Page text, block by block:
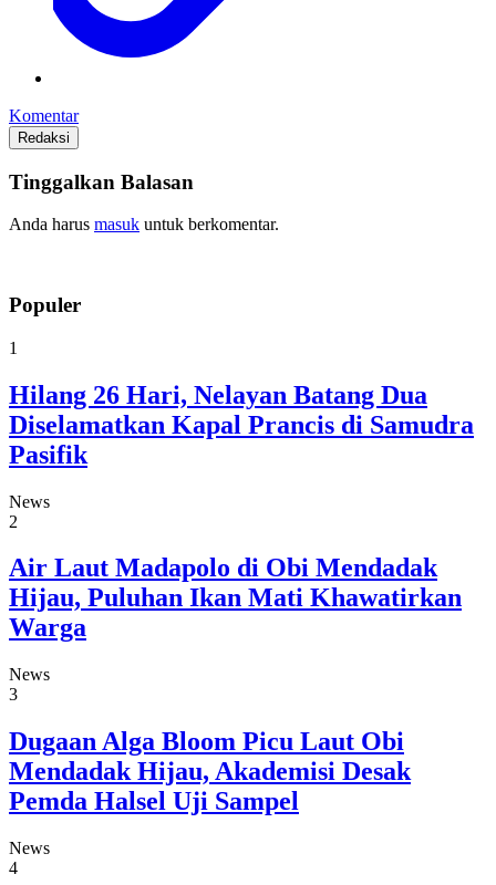
Komentar
Redaksi
Tinggalkan Balasan
Anda harus masuk untuk berkomentar.
Populer
1
Hilang 26 Hari, Nelayan Batang Dua
Diselamatkan Kapal Prancis di Samudra
Pasifik
News
2
Air Laut Madapolo di Obi Mendadak
Hijau, Puluhan Ikan Mati Khawatirkan
Warga
News
3
Dugaan Alga Bloom Picu Laut Obi
Mendadak Hijau, Akademisi Desak
Pemda Halsel Uji Sampel
News
4